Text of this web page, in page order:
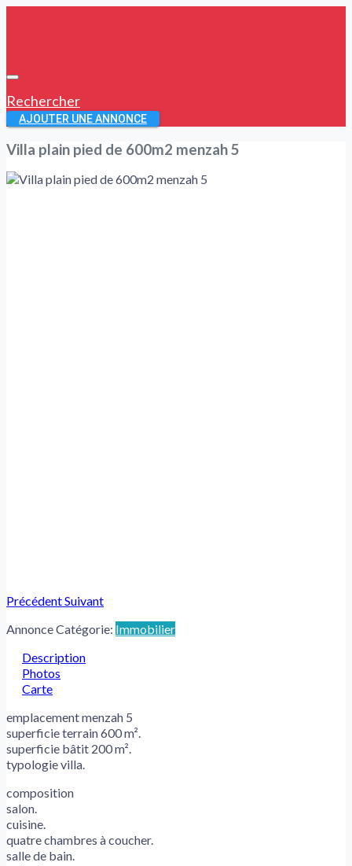
Rechercher
AJOUTER UNE ANNONCE
Villa plain pied de 600m2 menzah 5
PrécédentSuivant
Annonce Catégorie: Immobilier
Description
Photos
Carte
emplacement menzah 5
superficie terrain 600 m².
superficie bâtit 200 m².
typologie villa.
composition
salon.
cuisine.
quatre chambres à coucher.
salle de bain.